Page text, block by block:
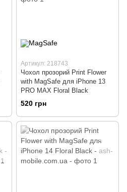
Артикул: 218743
Чохол прозорий Print Flower
with MagSafe для iPhone 13
PRO MAX Floral Black
520 грн